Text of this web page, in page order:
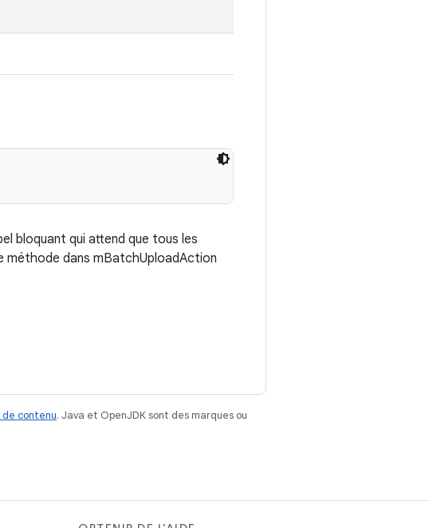
bloquant qui attend que tous les
dans mBatchUploadAction
contenu. Java et OpenJDK sont des marques ou